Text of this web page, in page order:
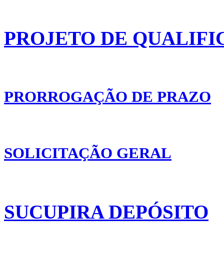
PROJETO DE
PRORROGAÇÃO DE PRAZO
SOLICITAÇÃO GERAL
SUCUPIRA DEPÓSITO